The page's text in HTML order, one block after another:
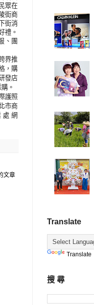
眾在
街商
街消
禮。
、團
界推
，購
發店
。
護照
市商
處網
文章
Translate
Translate
搜 尋